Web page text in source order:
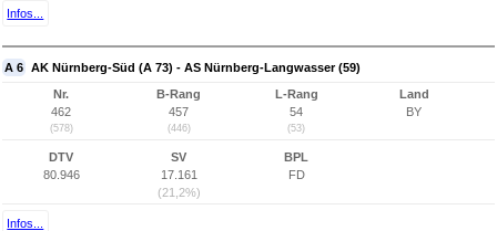
Infos...
A 6 AK Nürnberg-Süd (A 73) - AS Nürnberg-Langwasser (59)
Nr.
462
(578)
B-Rang
457
(446)
L-Rang
54
(53)
Land
BY
DTV
80.946
SV
17.161
(21,2%)
BPL
FD
Infos...